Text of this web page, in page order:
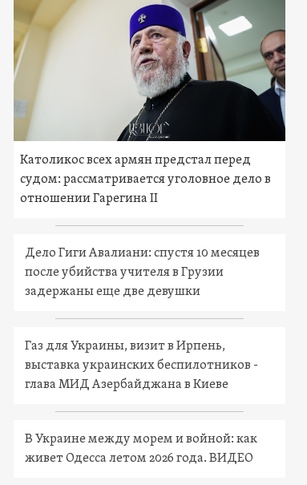
Католикос всех армян предстал перед
судом: рассматривается уголовное дело в
отношении Гарегина II
Дело Гиги Авалиани: спустя 10 месяцев
после убийства учителя в Грузии
задержаны еще две девушки
Газ для Украины, визит в Ирпень,
выставка украинских беспилотников -
глава МИД Азербайджана в Киеве
В Украине между морем и войной: как
живет Одесса летом 2026 года. ВИДЕО